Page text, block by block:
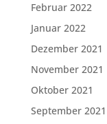
Februar 2022
Januar 2022
Dezember 2021
November 2021
Oktober 2021
September 2021